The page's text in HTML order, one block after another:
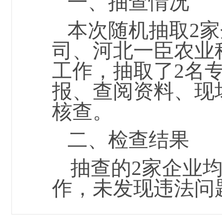
本次随机抽取2
司、河北一臣农
工作，抽取了2名
报、查阅资料、
核查。
二、检查结果
抽查的2家企业
作，未发现违法问